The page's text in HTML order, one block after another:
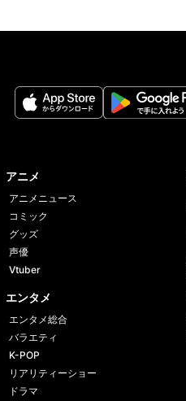
アニメ
アニメニュース
コミック
グッズ
声優
Vtuber
エンタメ
エンタメ総合
バラエティ
K-POP
リアリティーショー
ドラマ